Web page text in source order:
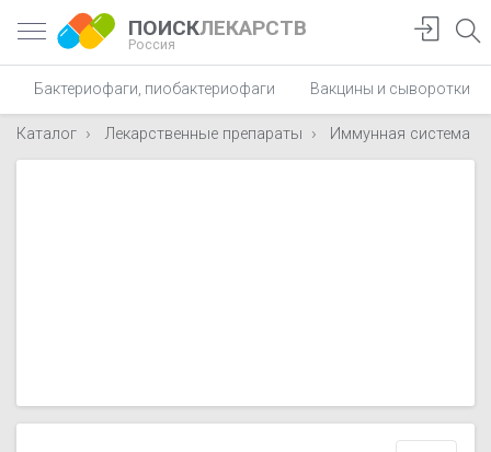
ПОИСКЛЕКАРСТВ
Россия
Бактериофаги, пиобактериофаги Вакцины и сыворотки
Каталог Лекарственные препараты Иммунная система